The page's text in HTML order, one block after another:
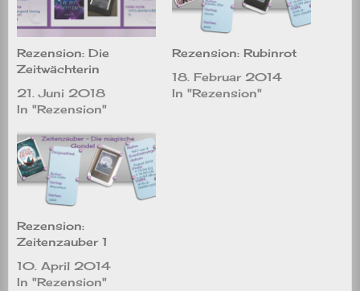
Rezension: Die
Zeitwächterin
21. Juni 2018
In "Rezension"
Rezension: Rubinrot
18. Februar 2014
In "Rezension"
Rezension:
Zeitenzauber 1
10. April 2014
In "Rezension"